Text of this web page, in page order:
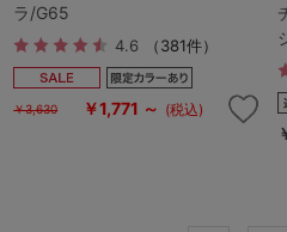
L-AB
LL-EF
サイズの表
その他から探す
お気に入り
ラ/G65
4.6 （381件）
￥3,630 ￥1,771 ～ (税込)